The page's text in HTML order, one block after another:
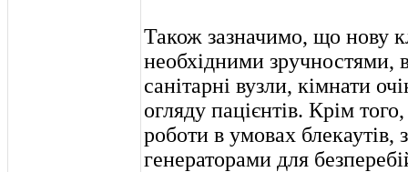
Також зазначимо, що нову
необхідними зручностями,
санітарні вузли, кімнати
огляду пацієнтів. Крім
роботи в умовах блекаутів,
генераторами для